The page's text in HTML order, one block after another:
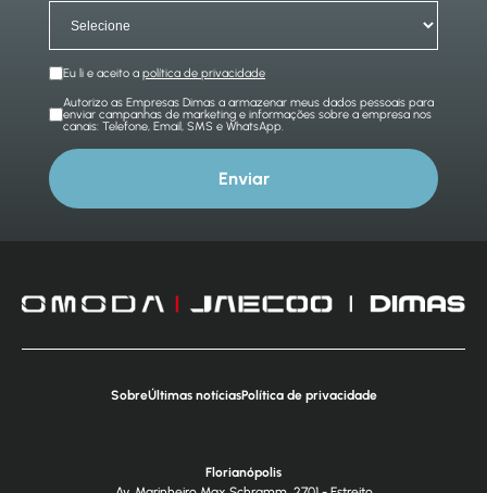
Eu li e aceito a política de privacidade
Autorizo as Empresas Dimas a armazenar meus dados pessoais para
enviar campanhas de marketing e informações sobre a empresa nos
canais: Telefone, Email, SMS e WhatsApp.
Enviar
SobreÚltimas notíciasPolítica de privacidade
Florianópolis